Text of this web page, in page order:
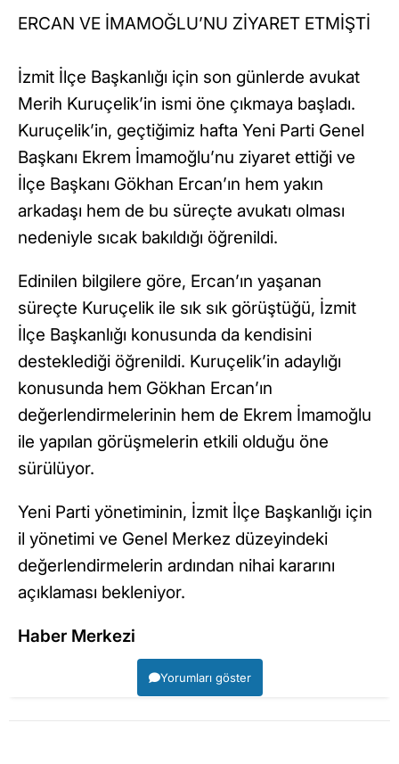
ERCAN VE İMAMOĞLU’NU ZİYARET ETMİŞTİ
İzmit İlçe Başkanlığı için son günlerde avukat
Merih Kuruçelik’in ismi öne çıkmaya başladı.
Kuruçelik’in, geçtiğimiz hafta Yeni Parti Genel
Başkanı Ekrem İmamoğlu’nu ziyaret ettiği ve
İlçe Başkanı Gökhan Ercan’ın hem yakın
arkadaşı hem de bu süreçte avukatı olması
nedeniyle sıcak bakıldığı öğrenildi.
Edinilen bilgilere göre, Ercan’ın yaşanan
süreçte Kuruçelik ile sık sık görüştüğü, İzmit
İlçe Başkanlığı konusunda da kendisini
desteklediği öğrenildi. Kuruçelik’in adaylığı
konusunda hem Gökhan Ercan’ın
değerlendirmelerinin hem de Ekrem İmamoğlu
ile yapılan görüşmelerin etkili olduğu öne
sürülüyor.
Yeni Parti yönetiminin, İzmit İlçe Başkanlığı için
il yönetimi ve Genel Merkez düzeyindeki
değerlendirmelerin ardından nihai kararını
açıklaması bekleniyor.
Haber Merkezi
Yorumları göster